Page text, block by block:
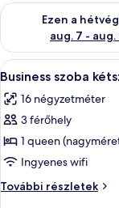
Ezen a
aug. 7 - aug.
A mostani hétvégi
A
következő
szoba
összes
képének
megtekintése:
Business
szoba
6
Business szoba
16 négyzetméter
3 férőhely
1 queen
Ingyenes wifi
További részletek
Business